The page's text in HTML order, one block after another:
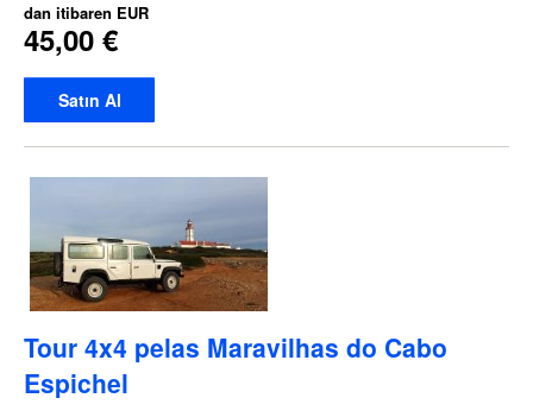
dan itibaren EUR
45,00 €
Satın Al
Tour 4x4 pelas Maravilhas do Cabo
Espichel